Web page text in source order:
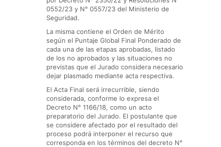
0552/23 y N° 0557/23 del Ministerio de
Seguridad.
La misma contiene el Orden de Mérito
según el Puntaje Global Final Ponderado de
cada una de las etapas aprobadas, listado
de los no aprobados y las situaciones no
previstas que el Jurado considera necesario
dejar plasmado mediante acta respectiva.
El Acta Final será irrecurrible, siendo
considerada, conforme lo expresa el
Decreto N° 1166/18, como un acto
preparatorio del Jurado. El postulante que
se considere afectado por el resultado del
proceso podrá interponer el recurso que
corresponda en los términos del decreto N°